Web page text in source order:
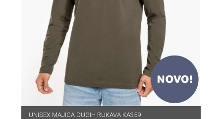
UNISEX MAJICA DUGIH RUKAVA KA359